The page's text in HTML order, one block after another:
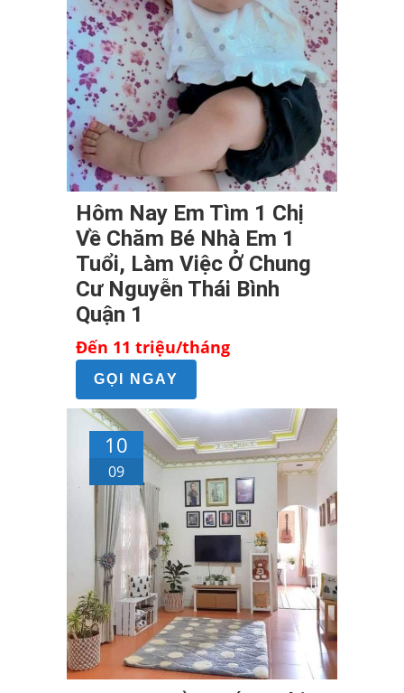
Hôm Nay Em Tìm 1 Chị
Về Chăm Bé Nhà Em 1
Tuổi, Làm Việc Ở Chung
Cư Nguyễn Thái Bình
Quận 1
Đến 11 triệu/tháng
GỌI NGAY
10
09